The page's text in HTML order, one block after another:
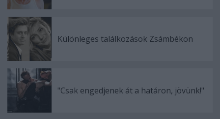
Különleges találkozások Zsámbékon
"Csak engedjenek át a határon, jövünk!"